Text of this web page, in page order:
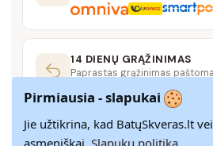
14 DIENŲ GRĄŽINIMAS
Paprastas grąžinimas
SAUGUS MOKĖJIMAS
Pirmiausia - slapukai
Jie užtikrina, kad BatųSkveras.lt
asmeniškai. Slapukų politika.